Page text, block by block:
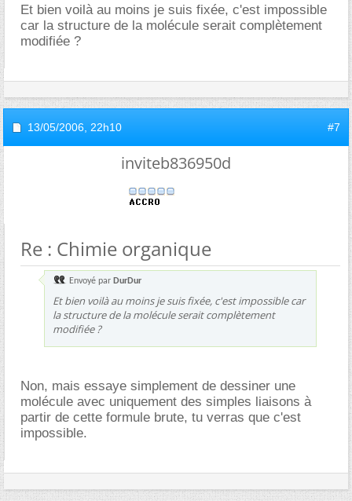
Et bien voilà au moins je suis fixée, c'est impossible
car la structure de la molécule serait complètement
modifiée ?
13/05/2006, 22h10 #7
inviteb836950d
Re : Chimie organique
Envoyé par DurDur
Et bien voilà au moins je suis fixée, c'est impossible car
la structure de la molécule serait complètement
modifiée ?
Non, mais essaye simplement de dessiner une
molécule avec uniquement des simples liaisons à
partir de cette formule brute, tu verras que c'est
impossible.